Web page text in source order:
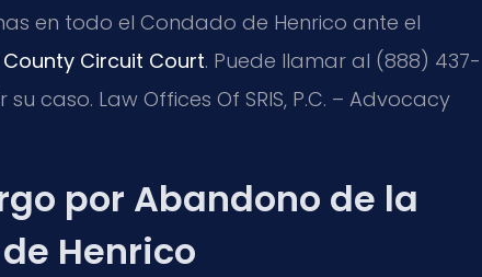
en todo el Condado de Henrico ante el
Circuit Court. Puede llamar al (888) 437-
caso. Law Offices Of SRIS, P.C. – Advocacy
por Abandono de la
Henrico